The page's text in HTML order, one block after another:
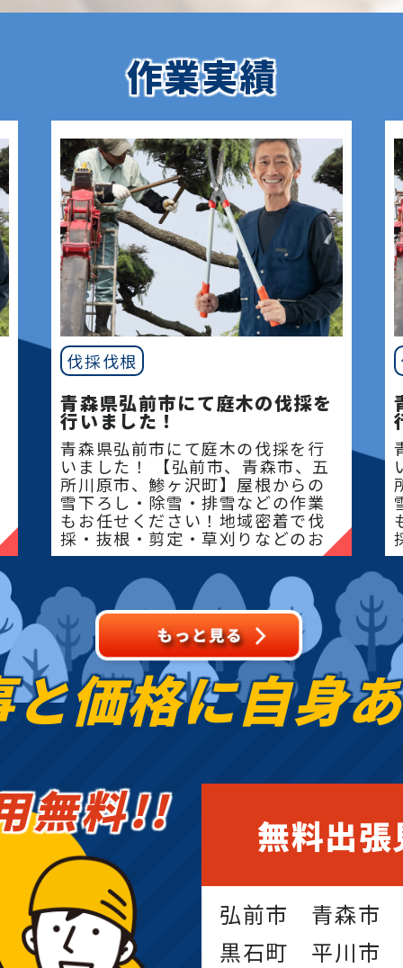
作業実績
伐採伐根
青森県弘前市にて庭木の伐採を
行いました！
青森県弘前市にて庭木の伐採を行
いました！ 【弘前市、青森市、五
所川原市、鯵ヶ沢町】屋根からの
雪下ろし・除雪・排雪などの作業
もお任せください！地域密着で伐
採・抜根・剪定・草刈りなどのお
庭のこと、造園・
価格に自身
無料!! 無料出
弘前市 青森
黒石町 平川市